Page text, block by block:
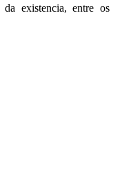
da existencia, entre os